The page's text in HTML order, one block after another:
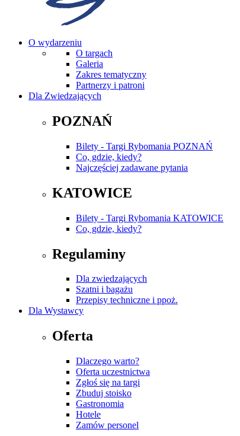
O wydarzeniu
O targach
Galeria
Zakres tematyczny
Partnerzy i patroni
Dla Zwiedzających
POZNAŃ
Bilety - Targi Rybomania POZNAŃ
Co, gdzie, kiedy?
Najczęściej zadawane pytania
KATOWICE
Bilety - Targi Rybomania KATOWICE
Co, gdzie, kiedy?
Regulaminy
Dla zwiedzających
Szatni i bagażu
Przepisy techniczne i ppoż.
Dla Wystawcy
Oferta
Dlaczego warto?
Oferta uczestnictwa
Zgłoś się na targi
Zbuduj stoisko
Gastronomia
Hotele
Zamów personel